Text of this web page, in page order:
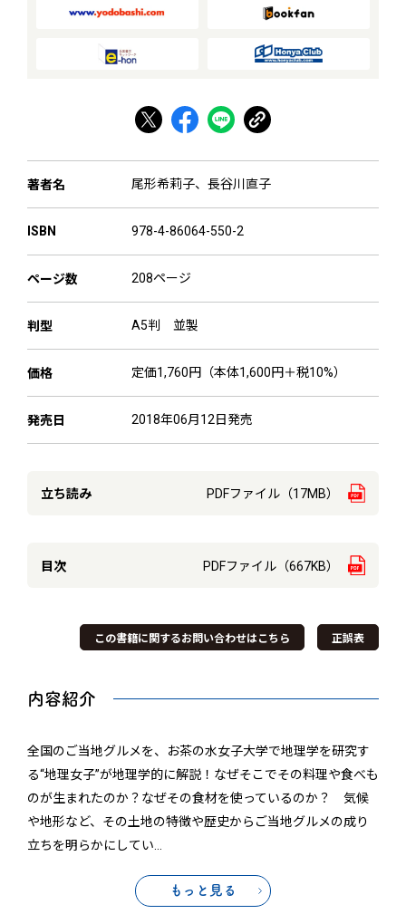
著者名 尾形希莉子、 長谷川直子
ISBN 978-4-86064-550-2
ページ数 208ページ
判型 A5判 並製
価格 定価1,760円（本体1,600円＋税10%）
発売日 2018年06月12日発売
立ち読み PDFファイル（17MB）
目次 PDFファイル（667KB）
この書籍に関するお問い合わせはこちら 正誤表
内容紹介
全国のご当地グルメを、お茶の水女子大学で地理学を研究す
る“地理女子”が地理学的に解説！なぜそこでその料理や食べも
のが生まれたのか？なぜその食材を使っているのか？ 気候
や地形など、その土地の特徴や歴史からご当地グルメの成り
立ちを明らかにしてい
もっと見る